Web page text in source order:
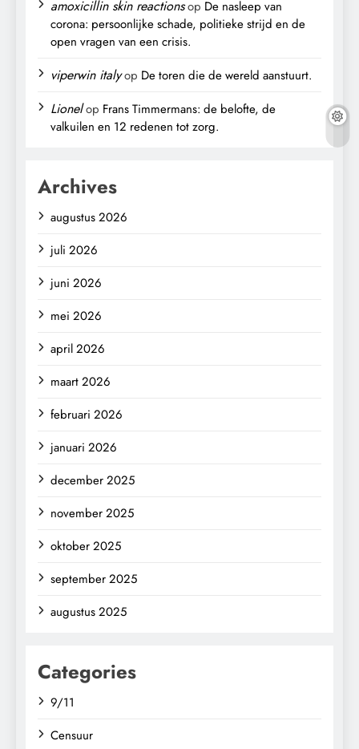
amoxicillin skin reactionsop De nasleep van
corona: persoonlijke schade, politieke strijd en de
open vragen van een crisis.
viperwin italyop De toren die de wereld aanstuurt.
Lionelop Frans Timmermans: de belofte, de
valkuilen en 12 redenen tot zorg.
Archives
augustus 2026
juli 2026
juni 2026
mei 2026
april 2026
maart 2026
februari 2026
januari 2026
december 2025
november 2025
oktober 2025
september 2025
augustus 2025
Categories
9/11
Censuur